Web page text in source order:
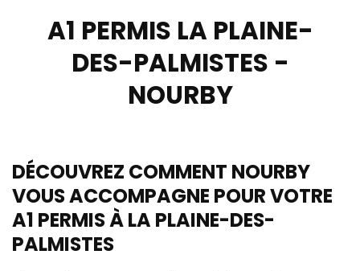
A1 PERMIS LA PLAINE-
DES-PALMISTES -
NOURBY
DÉCOUVREZ COMMENT NOURBY
VOUS ACCOMPAGNE POUR VOTRE
A1 PERMIS À LA PLAINE-DES-
PALMISTES